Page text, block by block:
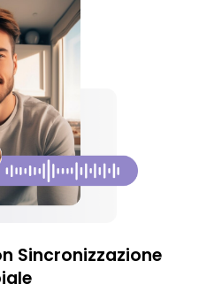
Sincronizzazione